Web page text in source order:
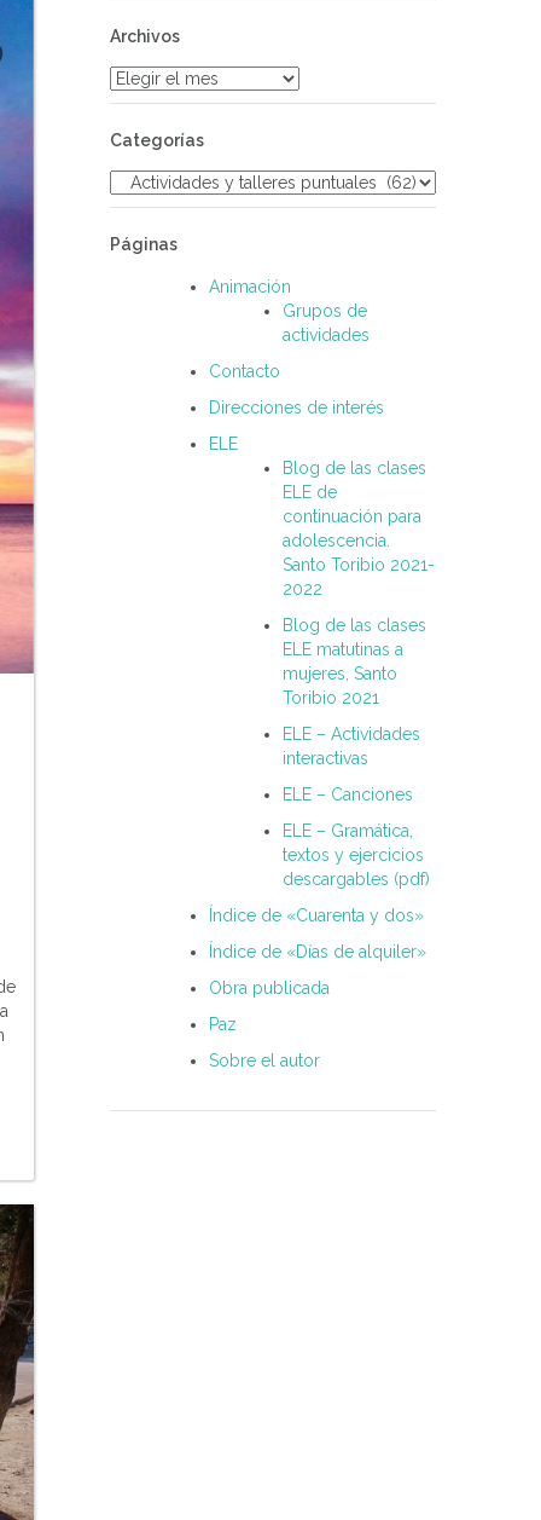
Archivos
Archivos
Categorías
Categorías
Páginas
Animación
Grupos de
actividades
Contacto
Direcciones de interés
ELE
Blog de las clases
ELE de
continuación para
adolescencia.
Santo Toribio 2021-
2022
Blog de las clases
ELE matutinas a
mujeres, Santo
Toribio 2021
ELE – Actividades
interactivas
ELE – Canciones
ELE – Gramática,
textos y ejercicios
descargables (pdf)
Índice de «Cuarenta y dos»
Índice de «Días de alquiler»
Obra publicada
Paz
Sobre el autor